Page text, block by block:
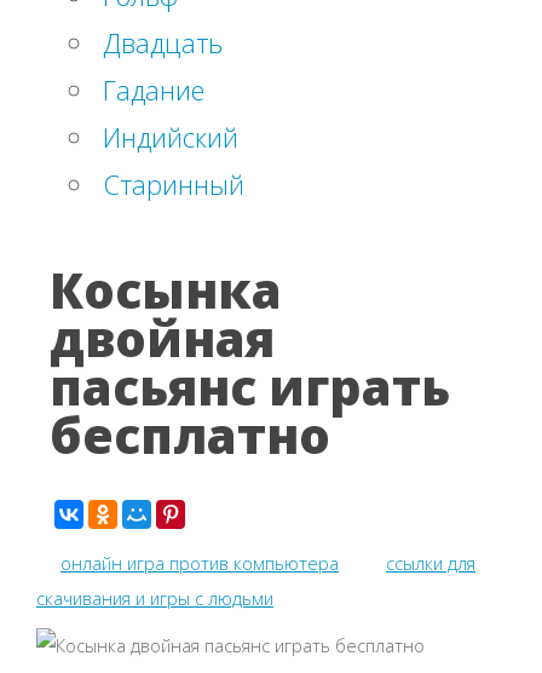
Двадцать
Гадание
Индийский
Старинный
Косынка
двойная
пасьянс играть
бесплатно
онлайн игра против компьютера
ссылки для
скачивания и игры с людьми